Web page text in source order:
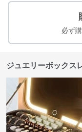
必ず
ジュエリーボックス